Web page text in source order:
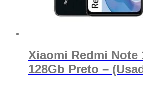
Xiaomi Redmi Note
128Gb Preto –